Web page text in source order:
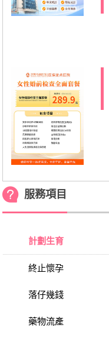
服務項目
計劃生育
終止懷孕
落仔幾錢
藥物流產